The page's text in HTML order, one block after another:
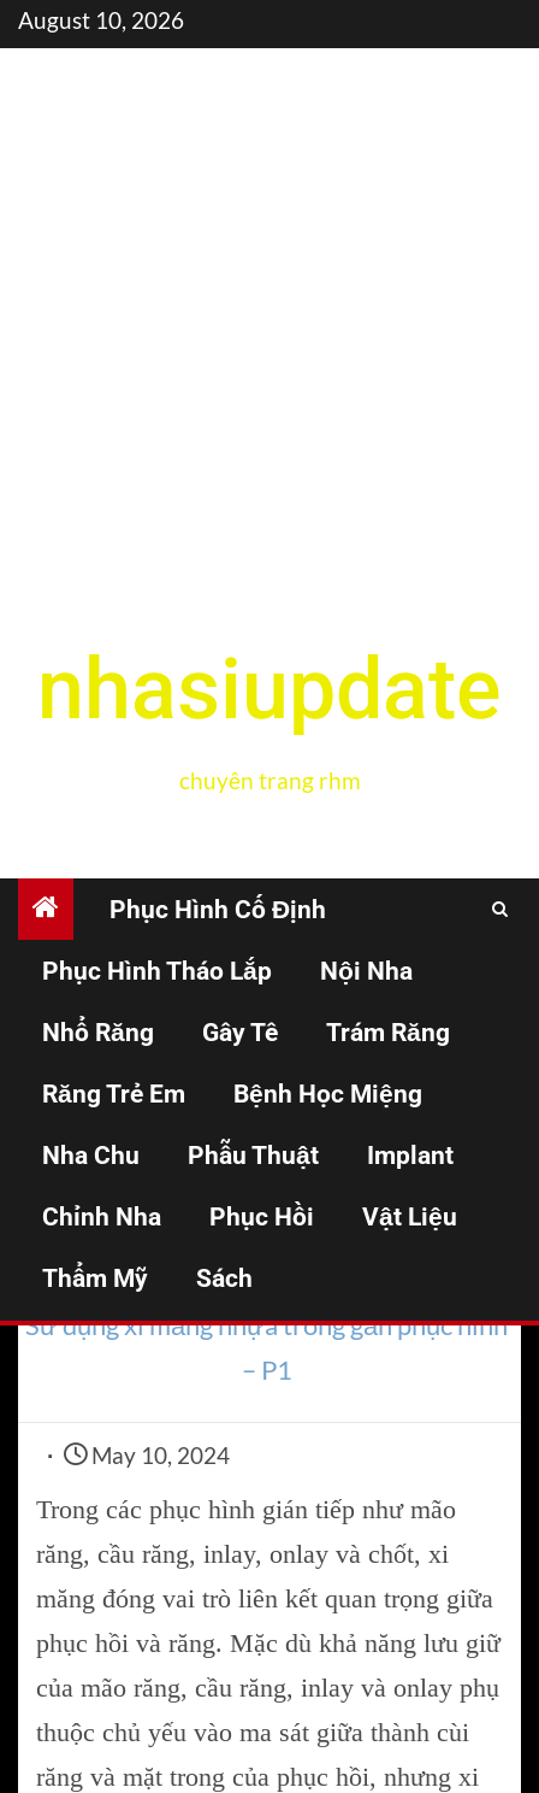
Skip
to
August 10, 2026
nhasiupdate
chuyên trang rhm
Phục Hình Cố Định
Phục Hình Tháo Lắp Nội Nha
Nhổ Răng Gây Tê Trám Răng
Răng Trẻ Em Bệnh Học Miệng
Nha Chu Phẫu Thuật Implant
Chỉnh Nha Phục Hồi Vật Liệu
Thẩm Mỹ Sách
Sử dụng xi măng nhựa
trong gắn phục hình –
P1
Home
Phục hình cố định
Sử dụng xi măng nhựa trong gắn phục hình
– P1
May 10, 2024
Trong các phục hình gián tiếp như mão
răng, cầu răng, inlay, onlay và chốt, xi
măng đóng vai trò liên kết quan trọng giữa
phục hồi và răng. Mặc dù khả năng lưu giữ
của mão răng, cầu răng, inlay và onlay phụ
thuộc chủ yếu vào ma sát giữa thành cùi
răng và mặt trong của phục hồi, nhưng xi